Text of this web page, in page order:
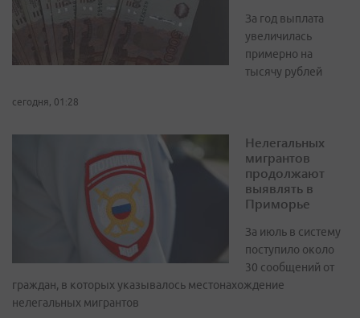
За год выплата
увеличилась
примерно на
тысячу рублей
сегодня, 01:28
Нелегальных
мигрантов
продолжают
выявлять в
Приморье
За июль в систему
поступило около
30 сообщений от
граждан, в которых указывалось местонахождение
нелегальных мигрантов